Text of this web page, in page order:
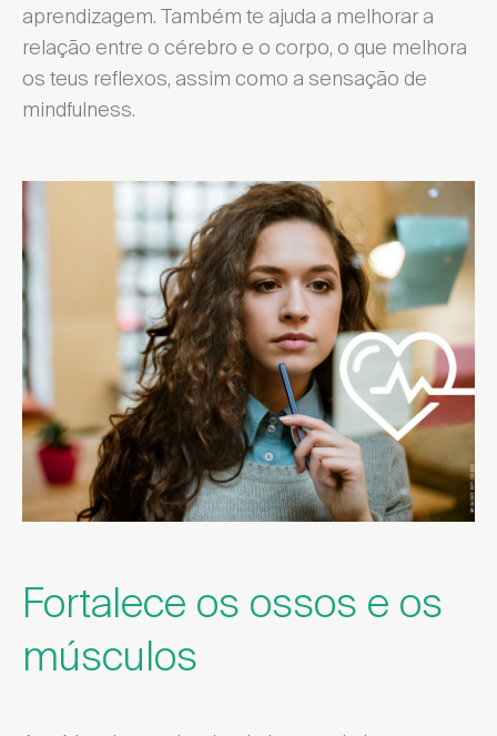
aprendizagem. Também te ajuda a melhorar a
relação entre o cérebro e o corpo, o que melhora
os teus reflexos, assim como a sensação de
mindfulness.
Fortalece os ossos e os
músculos